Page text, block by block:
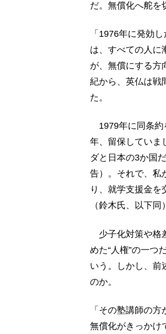
だ。無償化へ舵を
「1976年に発効
は、すべての人に
が、無償にする方
紀から、英仏は戦
た。
1979年に同条約
年、留保していま
ダと日本の3か国
告）。それで、私
り、就学支援金を
（鈴木氏、以下同）
少子化対策や格
めた“人権”の一つ
いう。しかし、前
のか。
「その塾講師の
無償化がきっかけ